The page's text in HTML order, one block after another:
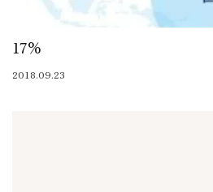
17%
2018.09.23